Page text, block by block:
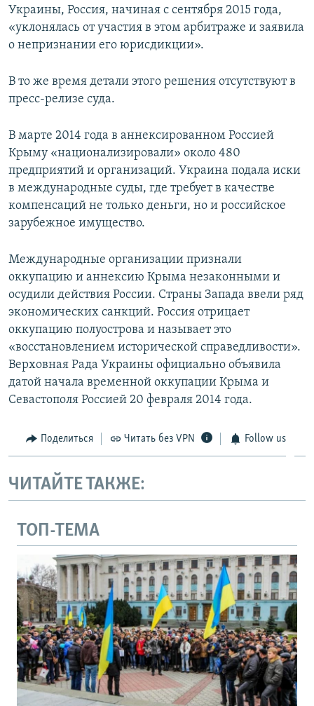
Украины, Россия, начиная с сентября 2015 года,
«уклонялась от участия в этом арбитраже и заявила
о непризнании его юрисдикции».
В то же время детали этого решения отсутствуют в
пресс-релизе суда.
В марте 2014 года в аннексированном Россией
Крыму «национализировали» около 480
предприятий и организаций. Украина подала иски
в международные суды, где требует в качестве
компенсаций не только деньги, но и российское
зарубежное имущество.
Международные организации признали
оккупацию и аннексию Крыма незаконными и
осудили действия России. Страны Запада ввели ряд
экономических санкций. Россия отрицает
оккупацию полуострова и называет это
«восстановлением исторической справедливости».
Верховная Рада Украины официально объявила
датой начала временной оккупации Крыма и
Севастополя Россией 20 февраля 2014 года.
Поделиться Читать без VPN Follow us
ЧИТАЙТЕ ТАКЖЕ:
ТОП-ТЕМА